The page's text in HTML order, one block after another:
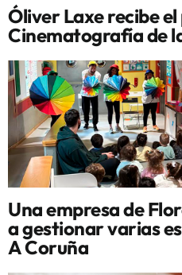
Óliver Laxe recibe
Cinematografía de
Una empresa de
a gestionar varias
A Coruña